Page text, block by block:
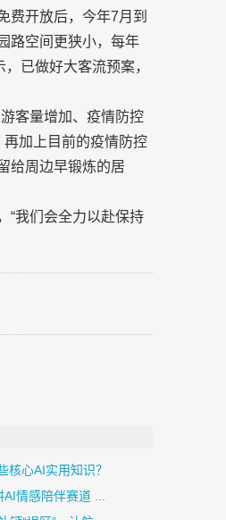
费开放后，今年7月到
路空间更狭小，每年
已做好大客流预案，
客量增加、疫情防控
加上目前的疫情防控
给周边早锻炼的居
“我们会全力以赴保持
核心AI实用知识？
情感陪伴赛道 ...